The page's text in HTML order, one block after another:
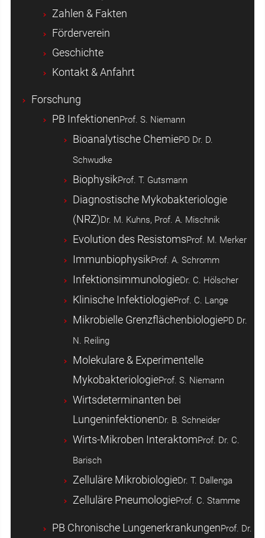
Zahlen & Fakten
Förderverein
Geschichte
Kontakt & Anfahrt
Forschung
PB InfektionenProf. S. Niemann
Bioanalytische ChemiePD Dr. D.
Schwudke
BiophysikProf. T. Gutsmann
Diagnostische Mykobakteriologie
(NRZ)Dr. M. Kuhns, Prof. A. Mischnik
Evolution des ResistomsProf. M. Merker
ImmunbiophysikProf. A. Schromm
InfektionsimmunologieDr. C. Hölscher
Klinische InfektiologieProf. C. Lange
Mikrobielle GrenzflächenbiologiePD Dr.
N. Reiling
Molekulare & Experimentelle
MykobakteriologieProf. S. Niemann
Wirtsdeterminanten bei
LungeninfektionenDr. B. Schneider
Wirts-Mikroben InteraktomProf. Dr. C.
Barisch
Zelluläre MikrobiologieDr. T. Dallenga
Zelluläre PneumologieProf. C. Stamme
PB Chronische LungenerkrankungenProf. Dr.